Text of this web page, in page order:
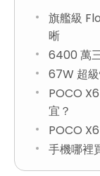
旗艦級
晰
6400 萬
67W 超
POCO
宜？
POCO
手機哪裡